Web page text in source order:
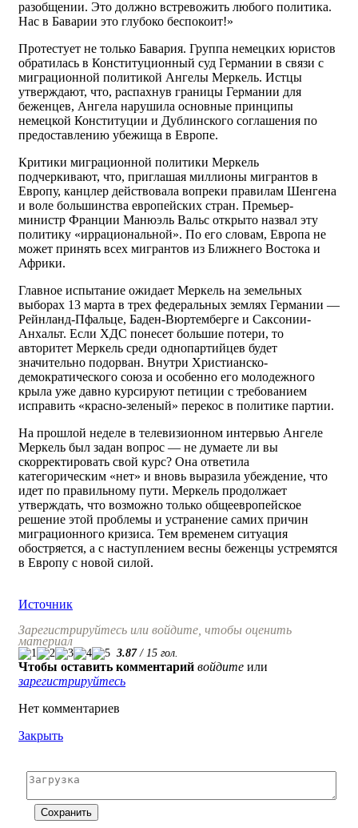
разобщении. Это должно встревожить любого политика.
Нас в Баварии это глубоко беспокоит!»
Протестует не только Бавария. Группа немецких юристов
обратилась в Конституционный суд Германии в связи с
миграционной политикой Ангелы Меркель. Истцы
утверждают, что, распахнув границы Германии для
беженцев, Ангела нарушила основные принципы
немецкой Конституции и Дублинского соглашения по
предоставлению убежища в Европе.
Критики миграционной политики Меркель
подчеркивают, что, приглашая миллионы мигрантов в
Европу, канцлер действовала вопреки правилам Шенгена
и воле большинства европейских стран. Премьер-
министр Франции Манюэль Вальс открыто назвал эту
политику «иррациональной». По его словам, Европа не
может принять всех мигрантов из Ближнего Востока и
Африки.
Главное испытание ожидает Меркель на земельных
выборах 13 марта в трех федеральных землях Германии —
Рейнланд-Пфальце, Баден-Вюртемберге и Саксонии-
Анхальт. Если ХДС понесет большие потери, то
авторитет Меркель среди однопартийцев будет
значительно подорван. Внутри Христианско-
демократического союза и особенно его молодежного
крыла уже давно курсируют петиции с требованием
исправить «красно-зеленый» перекос в политике партии.
На прошлой неделе в телевизионном интервью Ангеле
Меркель был задан вопрос — не думаете ли вы
скорректировать свой курс? Она ответила
категорическим «нет» и вновь выразила убеждение, что
идет по правильному пути. Меркель продолжает
утверждать, что возможно только общеевропейское
решение этой проблемы и устранение самих причин
миграционного кризиса. Тем временем ситуация
обостряется, а с наступлением весны беженцы устремятся
в Европу с новой силой.
Источник
Зарегистрируйтесь или войдите, чтобы оценить
материал
3.87/ 15 гол.
Чтобы оставить комментарий войдите или
зарегистрируйтесь
Нет комментариев
Закрыть